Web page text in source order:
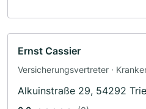
Ernst Cassier
Versicherungsvertreter ·
Alkuinstraße 29, 54292